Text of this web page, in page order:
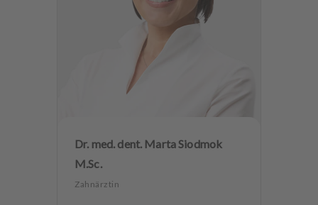
Dr. med. dent. Marta Siodmok
M.Sc.
Zahnärztin